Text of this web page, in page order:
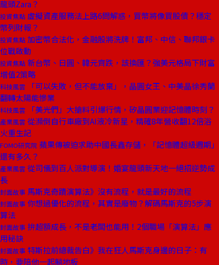
龍頭Zara？
投資焦點 虛擬資產服務法上路6問解惑，買幣將像買股債？穩定
幣列財報？
投資焦點 加密幣合法化，金融股將洗牌！富邦、中信、聯邦銀卡
位戰啟動
投資焦點 新台幣、日圓、韓元齊跌，該換匯？強美元格局下財富
增值2策略
科技風雲
「可以失敗，但不能放棄」，晶圓女王、中美晶徐秀蘭
翻轉太陽能慘業
科技風雲 「美光們」大搶料引爆行情，矽晶圓業迎記憶體時刻？
產業風雲 從瀕倒自行車廠到AI液冷新星，精確8年營收翻12倍浴
火重生記
FOMO研究院 蘋果傳被迫求助中國長鑫存儲，「記憶體超級週期」
還有多久？
產業風雲 從司儀到百人派對導演！婚宴龍頭新天地一絕招逆勢成
長
封面故事 馬斯克奇蹟演算法》沒有流程，就是最好的流程
封面故事 你想過優化的流程，其實是廢物？解碼馬斯克的5步演
算法
封面故事 拚超額成長，不是老闆也能用！2個職場「演算法」應
用秘訣
封面故事 特斯拉前總裁告白》我在狂人馬斯克身邊的日子：有
時，要陪他一起躺地板